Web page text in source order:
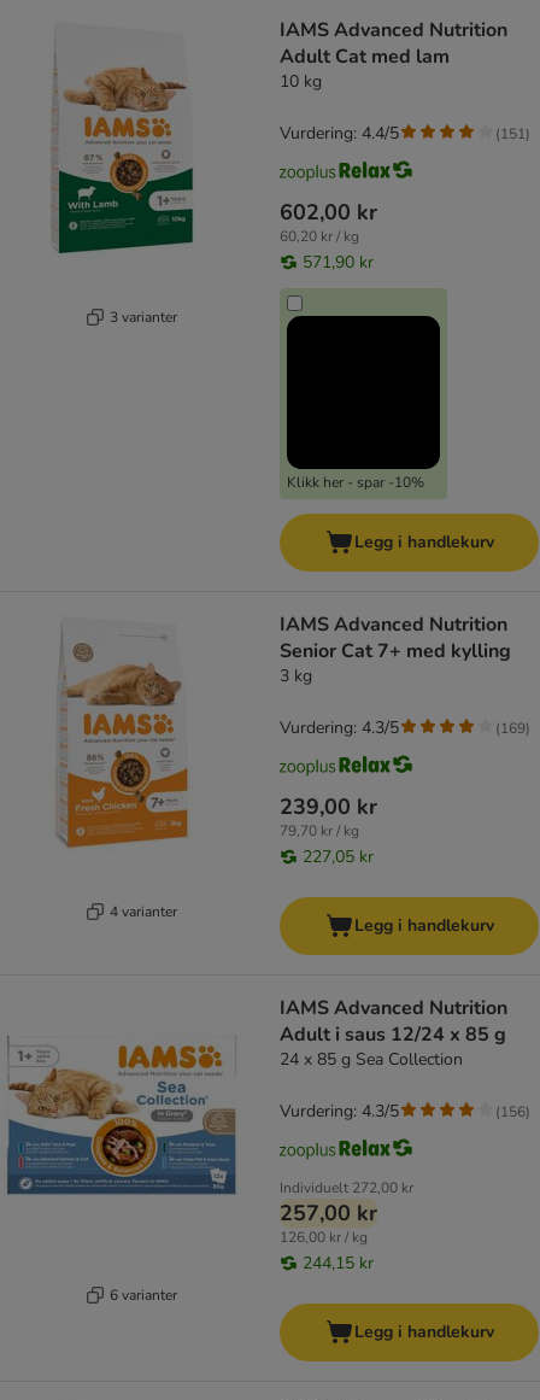
3 varianter
IAMS Advanced Nutrition
Adult Cat med lam
10 kg
602,00 kr
60,20 kr / kg
571,90 kr
Klikk her - spar -10%
Vurdering: 4.4/5 (151)
Legg i handlekurv
4 varianter
IAMS Advanced Nutrition
Senior Cat 7+ med kylling
3 kg
239,00 kr
79,70 kr / kg
227,05 kr
Vurdering: 4.3/5 (169)
Legg i handlekurv
6 varianter
IAMS Advanced Nutrition
Adult i saus 12/24 x 85 g
24 x 85 g Sea Collection
Individuelt 272,00 kr
257,00 kr
126,00 kr / kg
244,15 kr
Vurdering: 4.3/5 (156)
Legg i handlekurv